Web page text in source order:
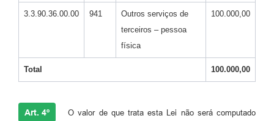
3.3.90.36.00.00 941
Outros serviços de
terceiros – pessoa
física
100.000,00
Total 100.000,00
Art. 4º O valor de que trata esta Lei não será computado